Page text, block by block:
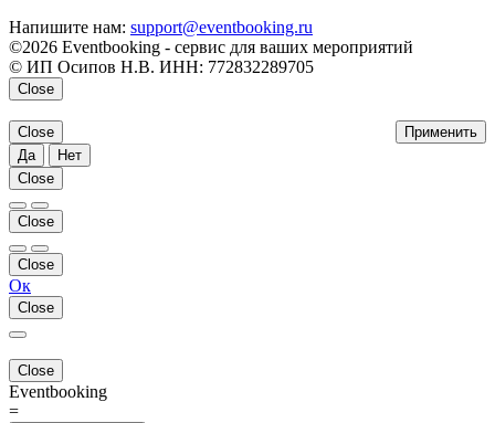
Напишите нам: support@eventbooking.ru
©2026 Eventbooking - сервис для ваших мероприятий
© ИП Осипов Н.В. ИНН: 772832289705
Close
Применить
Close
Да
Нет
Close
Close
Close
Ок
Close
Close
Eventbooking
=